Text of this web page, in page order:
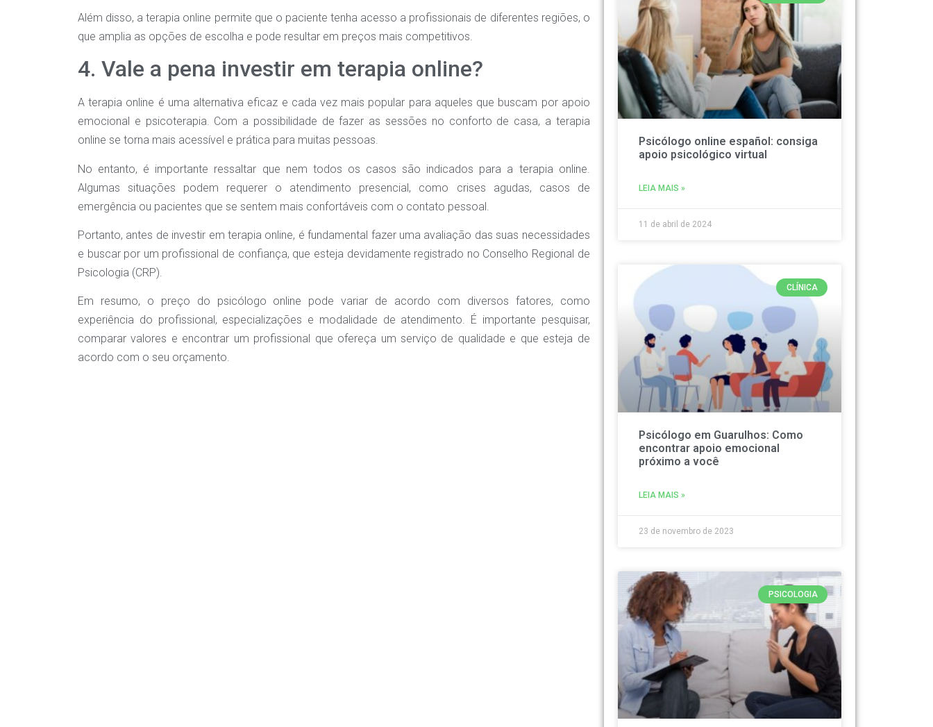
Além disso, a terapia online permite que o paciente tenha acesso a profissionais de diferentes regiões, o
que amplia as opções de escolha e pode resultar em preços mais competitivos.
4. Vale a pena investir em terapia online?
A terapia online é uma alternativa eficaz e cada vez mais popular para aqueles que buscam por apoio
emocional e psicoterapia. Com a possibilidade de fazer as sessões no conforto de casa, a terapia
online se torna mais acessível e prática para muitas pessoas.
No entanto, é importante ressaltar que nem todos os casos são indicados para a terapia online.
Algumas situações podem requerer o atendimento presencial, como crises agudas, casos de
emergência ou pacientes que se sentem mais confortáveis com o contato pessoal.
Portanto, antes de investir em terapia online, é fundamental fazer uma avaliação das suas necessidades
e buscar por um profissional de confiança, que esteja devidamente registrado no Conselho Regional de
Psicologia (CRP).
Em resumo, o preço do psicólogo online pode variar de acordo com diversos fatores, como
experiência do profissional, especializações e modalidade de atendimento. É importante pesquisar,
comparar valores e encontrar um profissional que ofereça um serviço de qualidade e que esteja de
acordo com o seu orçamento.
Psicólogo online español: consiga
apoio psicológico virtual
LEIA MAIS »
11 de abril de 2024
CLÍNICA
Psicólogo em Guarulhos: Como
encontrar apoio emocional
próximo a você
LEIA MAIS »
23 de novembro de 2023
PSICOLOGIA